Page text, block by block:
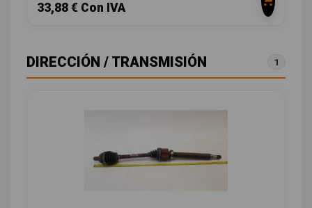
33,88 € Con IVA
DIRECCIÓN / TRANSMISIÓN 1